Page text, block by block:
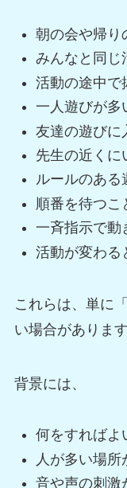
朝の会や帰り
みんなと同じ
活動の途中で
一人遊びが多
友達の遊びに
先生の近くに
ルールのある
順番を待つこ
一斉指示で動
活動が変わる
これらは、単に
い場合があります
背景には、
何をすればよ
人が多い場所
音や声の刺激